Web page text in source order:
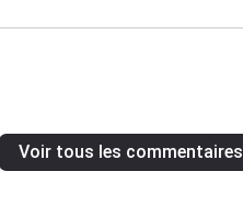
Voir tous les commentaires